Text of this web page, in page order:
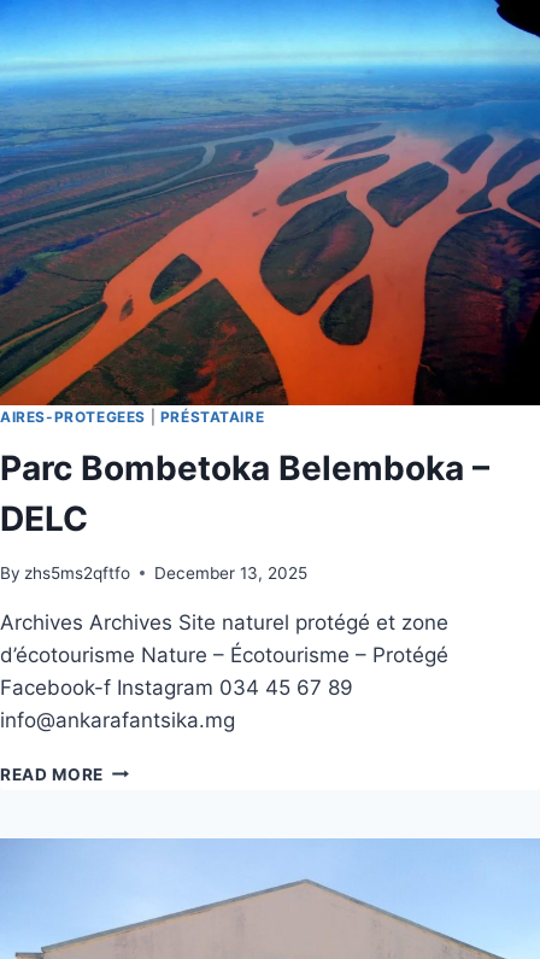
AIRES-PROTEGEES PRÉSTATAIRE
Parc Bombetoka Belemboka –
DELC
By zhs5ms2qftfo December 13, 2025
Archives Archives Site naturel protégé et zone
d’écotourisme Nature – Écotourisme – Protégé
Facebook-f Instagram 034 45 67 89
info@ankarafantsika.mg
READ MORE